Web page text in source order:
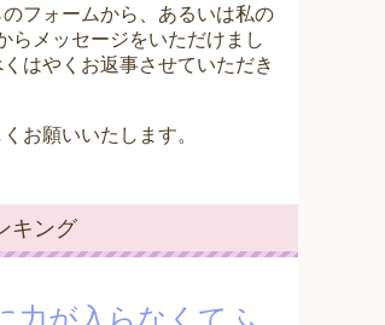
のフォームから、あるいは私の
らメッセージをいただけまし
はやくお返事させていただき
お願いいたします。
キング
力が入らなくてふ